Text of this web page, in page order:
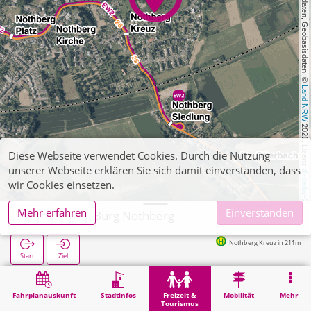
, Kartendaten, Geobasisdaten: ©
Land NRW
2021, Lizenz
dl-de/by-2-0
Fahrplanauskunft Stadtinfos
Freizeit &
Tourismus
Mobilität Mehr
Eschweiler, Burg Nothberg
Start Ziel
Nothberg Kreuz in 211m
Freizeit & Tourismus Sehenswürdigkeit Eschweiler, Burg Nothberg
Diese Webseite verwendet Cookies. Durch die Nutzung
unserer Webseite erklären Sie sich damit einverstanden, dass
wir Cookies einsetzen.
Mehr erfahren
Einverstanden